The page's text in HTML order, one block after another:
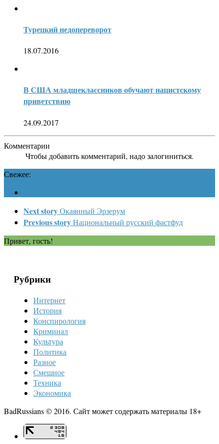
Турецкий недопереворот
18.07.2016
В США младшеклассников обучают нацистскому
приветствию
24.09.2017
Комментарии
Чтобы добавить комментарий, надо залогиниться.
Свежее:
Next storyОкаянный Эрзерум
Previous storyНациональный русский фастфуд
Привет, гость!
Рубрики
Интернет
История
Конспирология
Криминал
Культура
Политика
Разное
Смешное
Техника
Экономика
BadRussians © 2016. Сайт может содержать материалы 18+